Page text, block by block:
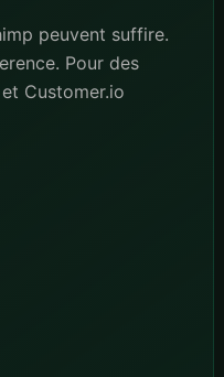
peuvent suffire.
Pour des
Customer.io